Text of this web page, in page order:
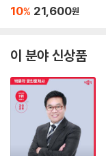
집 부동산학개론
10% 21,600원
이 분야 신상품